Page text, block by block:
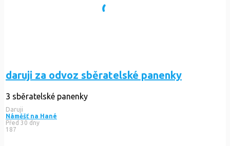
daruji za odvoz sběratelské panenky
3 sběratelské panenky
Daruji
Náměšť na Hané
Před 30 dny
187